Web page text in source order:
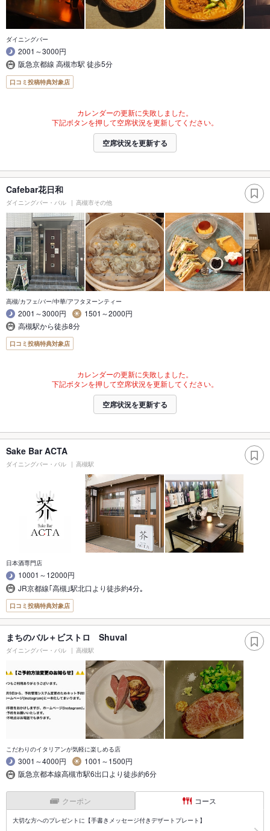
ダイニングバー
2001～3000円
阪急京都線 高槻市駅 徒歩5分
口コミ投稿特典対象店
カレンダーの更新に失敗しました。
下記ボタンを押して空席状況を更新してください。
空席状況を更新する
Cafebar花日和
ダイニングバー・バル 高槻市その他
高槻/カフェ/バー/中華/アフタヌーンティー
2001～3000円
1501～2000円
高槻駅から徒歩8分
口コミ投稿特典対象店
カレンダーの更新に失敗しました。
下記ボタンを押して空席状況を更新してください。
空席状況を更新する
Sake Bar ACTA
ダイニングバー・バル 高槻駅
日本酒専門店
10001～12000円
JR京都線｢高槻｣駅北口より徒歩約4分｡
口コミ投稿特典対象店
まちのバル＋ビストロ Shuval
ダイニングバー・バル 高槻駅
こだわりのイタリアンが気軽に楽しめる店
3001～4000円
1001～1500円
阪急京都本線高槻市駅6出口より徒歩約6分
クーポン コース
大切な方へのプレゼントに【手書きメッセージ付きデザートプレート】